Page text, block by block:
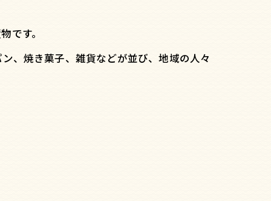
です。
、焼き菓子、雑貨などが並び、地域の人々